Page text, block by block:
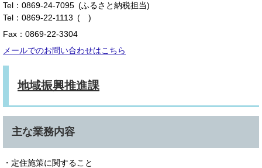
Tel：0869-24-7095
ふるさと納税担当
Tel：0869-22-1113
Fax：0869-22-3304
メールでのお問い合わせはこちら
地域振興推進課
主な業務内容
・定住施策に関すること